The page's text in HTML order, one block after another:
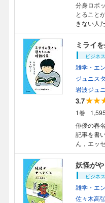
分身ロボ
とること
きない人
使って働
て未来の
で作成さ
むことに
イト，検
ミライ
ビジネ
雑学・エ
ジュニス
岩波ジュ
3.7
1巻
俳優の春
記事を書
ん，エッ
した．進
め，いの
は「固定
プレイを
ること，
できません
妖怪が
ビジネ
雑学・エ
佐々木高弘